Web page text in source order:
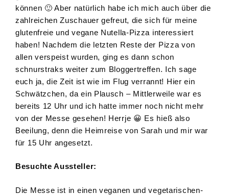
können 🙂 Aber natürlich habe ich mich auch über die
zahlreichen Zuschauer gefreut, die sich für meine
glutenfreie und vegane Nutella-Pizza interessiert
haben! Nachdem die letzten Reste der Pizza von
allen verspeist wurden, ging es dann schon
schnurstraks weiter zum Bloggertreffen. Ich sage
euch ja, die Zeit ist wie im Flug verrannt! Hier ein
Schwätzchen, da ein Plausch – Mittlerweile war es
bereits 12 Uhr und ich hatte immer noch nicht mehr
von der Messe gesehen! Herrje 😀 Es hieß also
Beeilung, denn die Heimreise von Sarah und mir war
für 15 Uhr angesetzt.
Besuchte Aussteller:
Die Messe ist in einen veganen und vegetarischen-